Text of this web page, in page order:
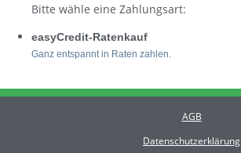
Bitte wähle eine Zahlungsart:
AGB
Datenschutzerklärung